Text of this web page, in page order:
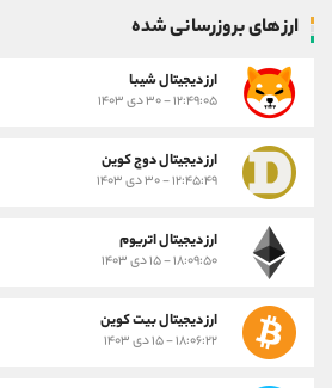
ارز های بروزرسانی شده
ارز ديجيتال شیبا
۱۲:۴۹:۰۵ - ۳۰ دی ۱۴۰۳
ارز دیجیتال دوج کوین
۱۲:۴۵:۴۹ - ۳۰ دی ۱۴۰۳
ارز دیجیتال اتریوم
۱۸:۰۹:۵۰ - ۱۵ دی ۱۴۰۳
ارز دیجیتال بیت کوین
۱۸:۰۶:۲۲ - ۱۵ دی ۱۴۰۳